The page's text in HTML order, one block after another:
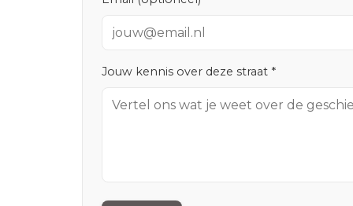
Jouw kennis over deze straat *